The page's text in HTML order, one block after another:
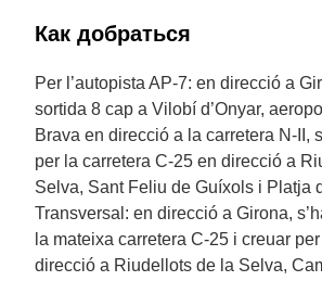
Как добраться
Per l’autopista AP-7: en direcció a
sortida 8 cap a Vilobí d’Onyar,
Brava en direcció a la carretera N-II,
per la carretera C-25 en direcció a
Selva, Sant Feliu de Guíxols i Platja
Transversal: en direcció a Girona,
la mateixa carretera C-25 i creuar
direcció a Riudellots de la Selva,